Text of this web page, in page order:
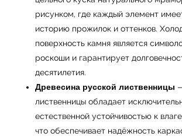
рисунком, где каждый элемент
историю прожилок и оттенков.
поверхность камня является
роскоши и гарантирует
десятилетия.
Древесина русской лиственницы
лиственницы обладает
естественной устойчивостью к
что обеспечивает надёжность